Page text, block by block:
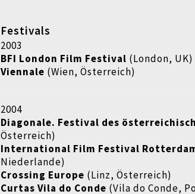
Festivals
2003
BFI London Film Festival (London, UK)
Viennale (Wien, Österreich)
2004
Diagonale. Festival des
Österreich)
International Film Festival
Niederlande)
Crossing Europe (Linz, Österreich)
Curtas Vila do Conde (Vila do Conde,